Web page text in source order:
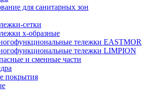
для санитарных зон
сетки
х-образные
тележки EASTMOR
тележки LIMPION
и сменные части
покрытия